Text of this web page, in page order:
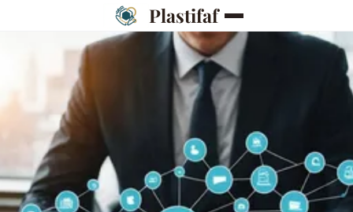
Plastifaf